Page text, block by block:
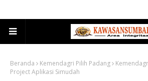
Beranda Kemendagri Pilih Padang
Project Aplikasi Simudah